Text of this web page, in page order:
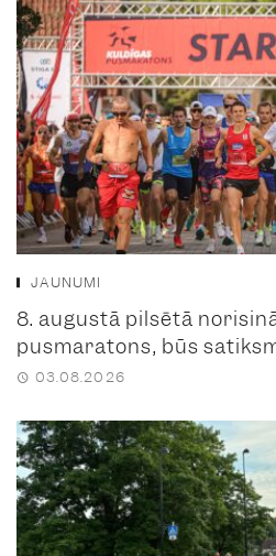
JAUNUMI
8. augustā pilsētā
pusmaratons, būs
03.08.2026